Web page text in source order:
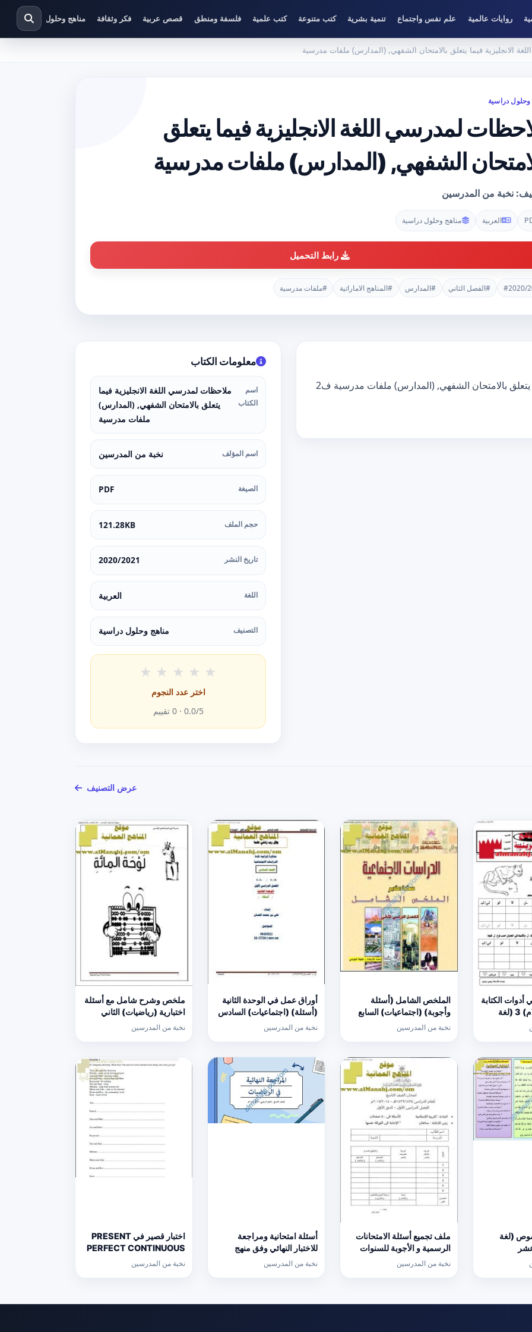
روايات عالمية علم نفس واجتماع تنمية بشرية كتب متنوعة كتب علمية فلسفة ومنطق قصص عربية فكر وثقافة مناهج وحلول دراسية
الانجليزية فيما يتعلق بالامتحان الشفهي, (المدارس) ملفات مدرسية
وحلول دراسية
لمدرسي اللغة الانجليزية فيما يتعلق
الشفهي, (المدارس) ملفات مدرسية
نخبة من المدرسين
العربية مناهج وحلول دراسية
رابط التحميل
#2020/ #الفصل الثاني #المدارس #المناهج الاماراتية #ملفات مدرسية
تحميل ملاحظات لمدرسي اللغة الانجليزية فيما يتعلق بالامتحان الشفهي, (المدارس) ملفات مدرسية ف2
معلومات الكتاب
اسم
الكتاب
ملاحظات لمدرسي اللغة الانجليزية فيما
يتعلق بالامتحان الشفهي, (المدارس)
ملفات مدرسية
اسم المؤلف نخبة من المدرسين
الصيغة PDF
حجم الملف 121.28KB
تاريخ النشر 2020/2021
اللغة العربية
التصنيف مناهج وحلول دراسية
★ ★ ★ ★ ★
اختر عدد النجوم
0.0/5 ·
0 تقييم
عرض التصنيف
الكتابة
(كتابة حرف اللام) 3 (لغة
الملخص الشامل (أسئلة
وأجوبة) (اجتماعيات) السابع
نخبة من المدرسين
أوراق عمل في الوحدة الثانية
(أسئلة) (اجتماعيات) السادس
نخبة من المدرسين
ملخص وشرح شامل مع أسئلة
اختبارية (رياضيات) الثاني
نخبة من المدرسين
(لغة
ملف تجميع أسئلة الامتحانات
الرسمية و الأجوبة للسنوات
السابقة الدور الأول
نخبة من المدرسين
أسئلة امتحانية ومراجعة
للاختبار النهائي وفق منهج
كامبردج نموذج ثالث
نخبة من المدرسين
اختبار قصير في PRESENT
PERFECT CONTINUOUS
(لغة انجليزية) حلقة ثانية
نخبة من المدرسين